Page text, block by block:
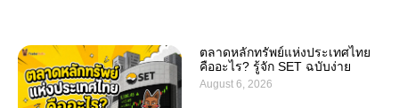
ตลาดหลักทรัพย์แห่งประเทศไทย
คืออะไร? รู้จัก SET ฉบับง่าย
August 6, 2026